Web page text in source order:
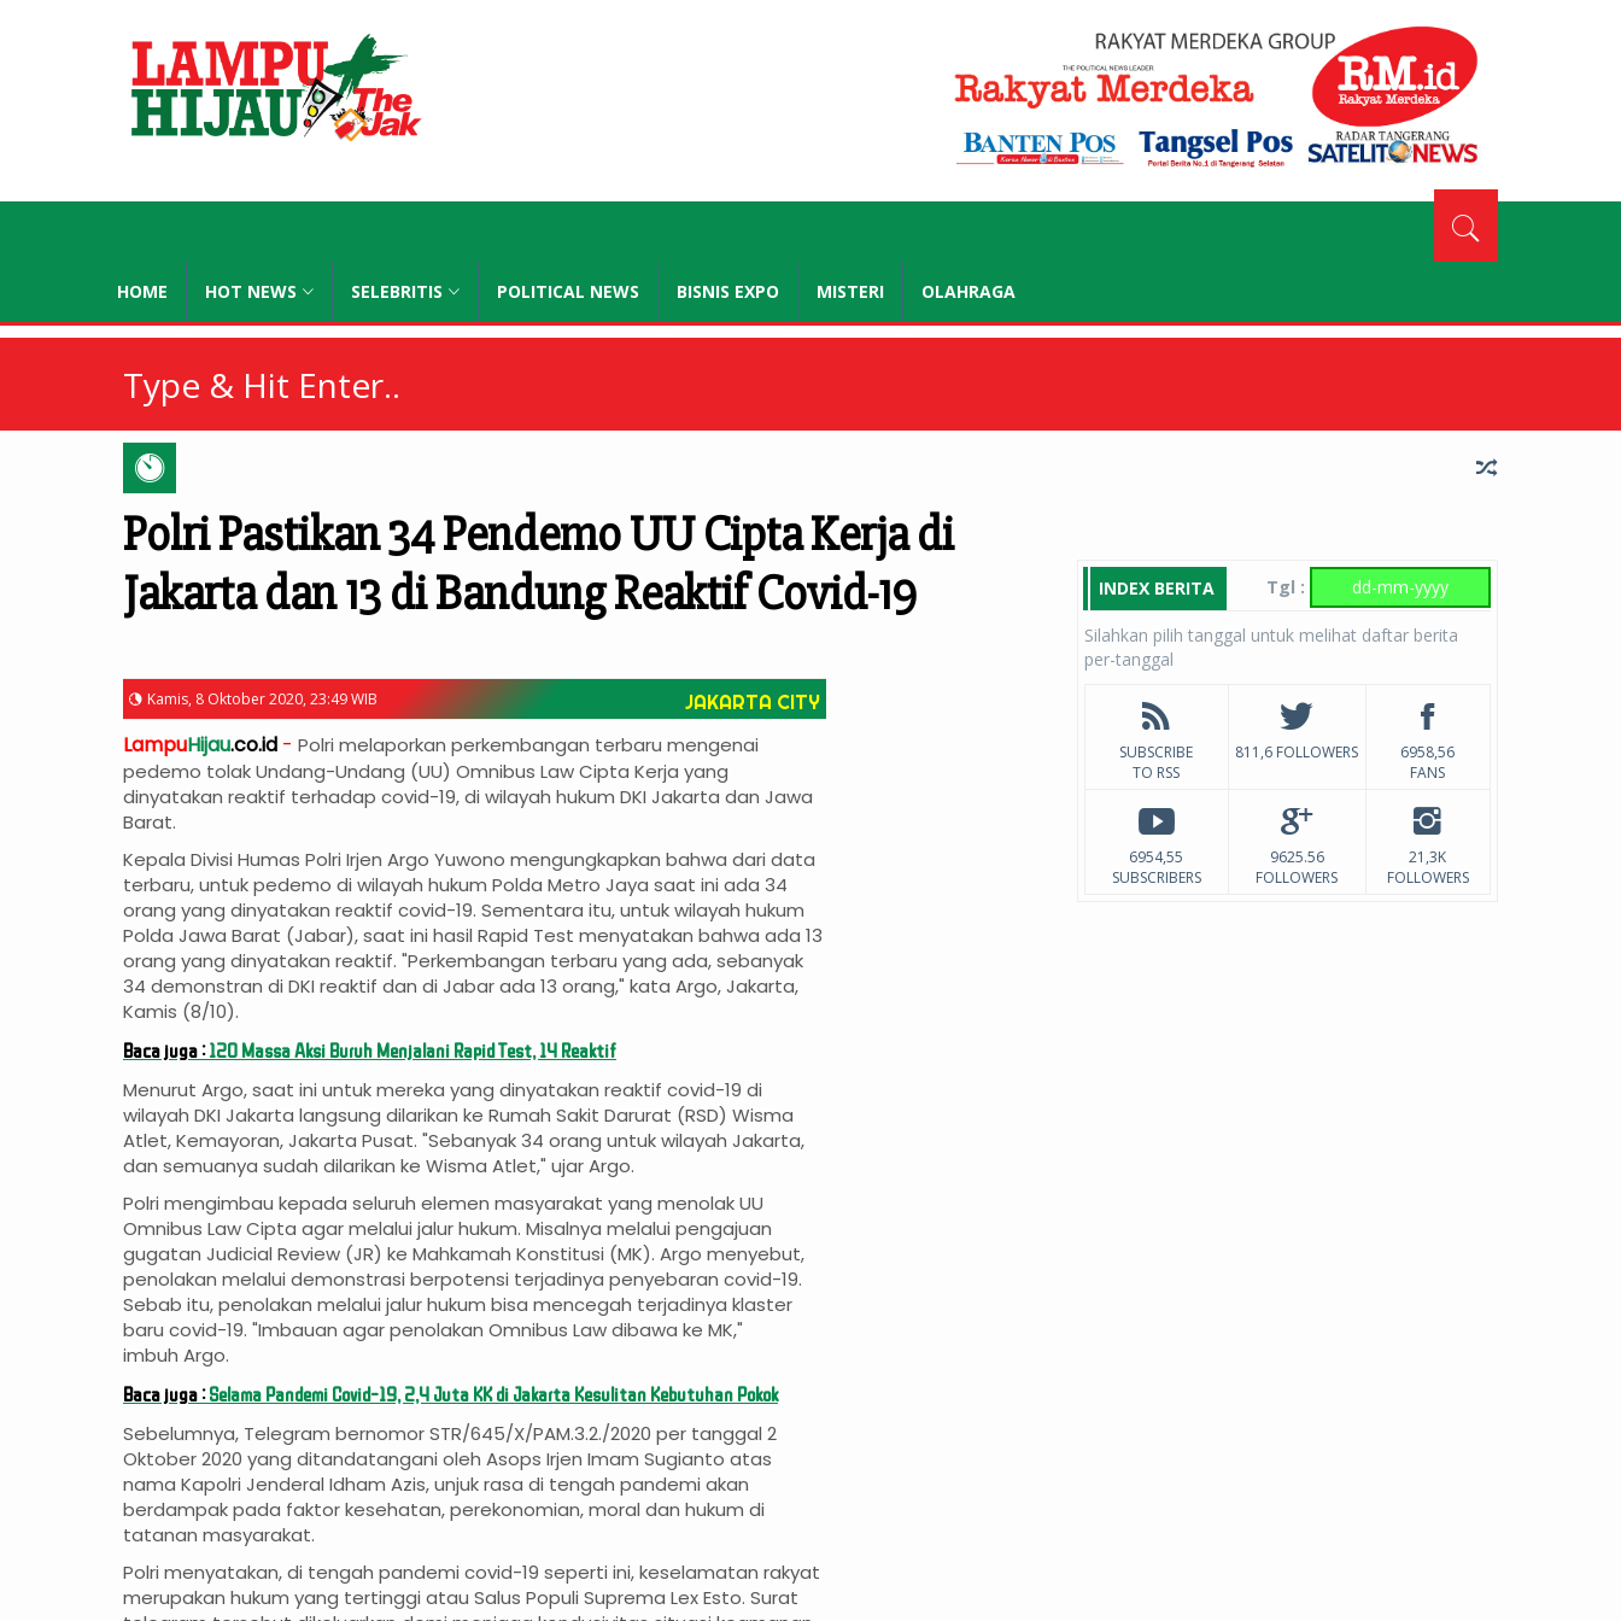
HOME HOT NEWS SELEBRITIS POLITICAL NEWS BISNIS EXPO MISTERI OLAHRAGA
Polri Pastikan 34 Pendemo UU Cipta Kerja di
Jakarta dan 13 di Bandung Reaktif Covid-19
Kamis, 8 Oktober 2020, 23:49 WIB JAKARTA CITY
LampuHijau.co.id - Polri melaporkan perkembangan terbaru mengenai
pedemo tolak Undang-Undang (UU) Omnibus Law Cipta Kerja yang
dinyatakan reaktif terhadap covid-19, di wilayah hukum DKI Jakarta dan Jawa
Barat.
Kepala Divisi Humas Polri Irjen Argo Yuwono mengungkapkan bahwa dari data
terbaru, untuk pedemo di wilayah hukum Polda Metro Jaya saat ini ada 34
orang yang dinyatakan reaktif covid-19. Sementara itu, untuk wilayah hukum
Polda Jawa Barat (Jabar), saat ini hasil Rapid Test menyatakan bahwa ada 13
orang yang dinyatakan reaktif. "Perkembangan terbaru yang ada, sebanyak
34 demonstran di DKI reaktif dan di Jabar ada 13 orang," kata Argo, Jakarta,
Kamis (8/10).
Baca juga :120 Massa Aksi Buruh Menjalani Rapid Test, 14 Reaktif
Menurut Argo, saat ini untuk mereka yang dinyatakan reaktif covid-19 di
wilayah DKI Jakarta langsung dilarikan ke Rumah Sakit Darurat (RSD) Wisma
Atlet, Kemayoran, Jakarta Pusat. "Sebanyak 34 orang untuk wilayah Jakarta,
dan semuanya sudah dilarikan ke Wisma Atlet," ujar Argo.
Polri mengimbau kepada seluruh elemen masyarakat yang menolak UU
Omnibus Law Cipta agar melalui jalur hukum. Misalnya melalui pengajuan
gugatan Judicial Review (JR) ke Mahkamah Konstitusi (MK). Argo menyebut,
penolakan melalui demonstrasi berpotensi terjadinya penyebaran covid-19.
Sebab itu, penolakan melalui jalur hukum bisa mencegah terjadinya klaster
baru covid-19. "Imbauan agar penolakan Omnibus Law dibawa ke MK,"
imbuh Argo.
Baca juga :Selama Pandemi Covid-19, 2,4 Juta KK di Jakarta Kesulitan Kebutuhan Pokok
Sebelumnya, Telegram bernomor STR/645/X/PAM.3.2./2020 per tanggal 2
Oktober 2020 yang ditandatangani oleh Asops Irjen Imam Sugianto atas
nama Kapolri Jenderal Idham Azis, unjuk rasa di tengah pandemi akan
berdampak pada faktor kesehatan, perekonomian, moral dan hukum di
tatanan masyarakat.
Polri menyatakan, di tengah pandemi covid-19 seperti ini, keselamatan rakyat
merupakan hukum yang tertinggi atau Salus Populi Suprema Lex Esto. Surat
INDEX BERITA Tgl :
Silahkan pilih tanggal untuk melihat daftar berita
per-tanggal
SUBSCRIBE
TO RSS
811,6 FOLLOWERS
6958,56
FANS
6954,55
SUBSCRIBERS
9625.56
FOLLOWERS
21,3K
FOLLOWERS